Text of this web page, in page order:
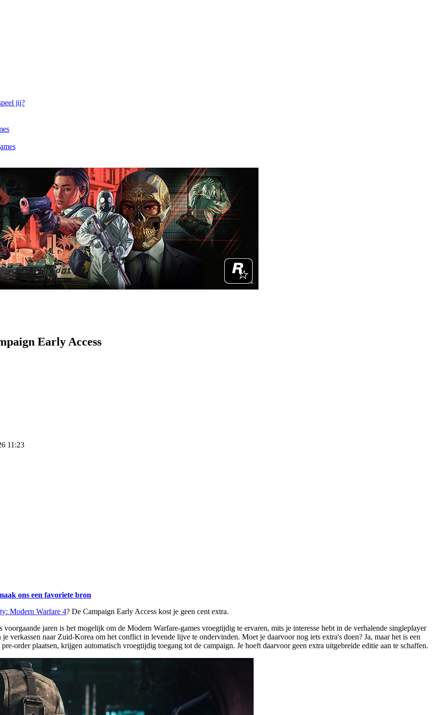
jij?
Early Access
11:23
ons een favoriete bron
Modern Warfare 4? De Campaign Early Access kost je geen cent extra.
jaren is het mogelijk om de Modern Warfare-games vroegtijdig te ervaren, mits je interesse hebt in de verhalende singleplayer
verkassen naar Zuid-Korea om het conflict in levende lijve te ondervinden. Moet je daarvoor nog iets extra's doen? Ja, maar het is een
order plaatsen, krijgen automatisch vroegtijdig toegang tot de campaign. Je hoeft daarvoor geen extra uitgebreide editie aan te schaffen.